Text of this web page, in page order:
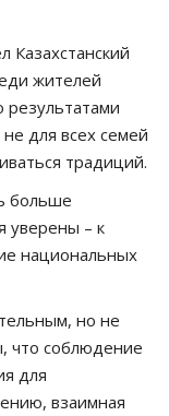
Казахстанский
жителей
результатами
для всех семей
традиций.
больше
уверены – к
национальных
но не
что соблюдение
для
взаимная